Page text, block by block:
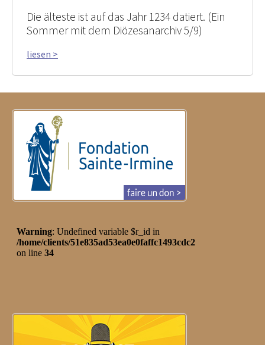
Die älteste ist auf das Jahr 1234 datiert. (Ein
Sommer mit dem Diözesanarchiv 5/9)
liesen >